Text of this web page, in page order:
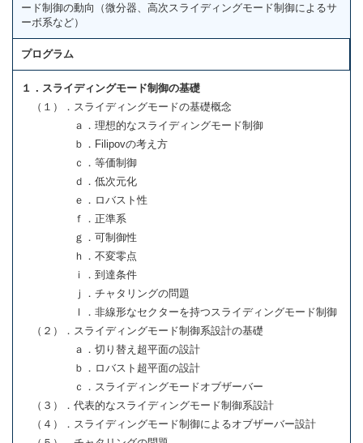
ード制御の動向（微分器、高次スライディングモード制御によるサ
ーボ系など）
プログラム
１．スライディングモード制御の基礎
（１）．スライディングモードの基礎概念
ａ．理想的なスライディングモード制御
ｂ．Filipovの考え方
ｃ．等価制御
ｄ．低次元化
ｅ．ロバスト性
ｆ．正準系
ｇ．可制御性
ｈ．不変零点
ｉ．到達条件
ｊ．チャタリングの問題
ｌ．非線形なセクターを持つスライディングモード制御
（２）．スライディングモード制御系設計の基礎
ａ．切り替え超平面の設計
ｂ．ロバスト超平面の設計
ｃ．スライディングモードオブザーバー
（３）．代表的なスライディングモード制御系設計
（４）．スライディングモード制御によるオブザーバー設計